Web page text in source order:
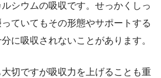
シウムの吸収です。せっかくしっ
ていてもその形態やサポートする
に吸収されないことがあります。
切ですが吸収力を上げることも重